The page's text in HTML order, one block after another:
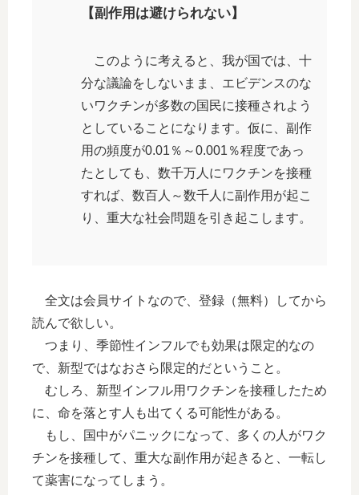
【副作用は避けられない】
このように考えると、我が国では、十
分な議論をしないまま、エビデンスのな
いワクチンが多数の国民に接種されよう
としていることになります。仮に、副作
用の頻度が0.01％～0.001％程度であっ
たとしても、数千万人にワクチンを接種
すれば、数百人～数千人に副作用が起こ
り、重大な社会問題を引き起こします。
全文は会員サイトなので、登録（無料）してから
読んで欲しい。
つまり、季節性インフルでも効果は限定的なの
で、新型ではなおさら限定的だということ。
むしろ、新型インフル用ワクチンを接種したため
に、命を落とす人も出てくる可能性がある。
もし、国中がパニックになって、多くの人がワク
チンを接種して、重大な副作用が起きると、一転し
て薬害になってしまう。